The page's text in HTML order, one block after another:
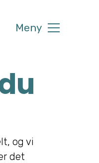
Meny
og vi
det